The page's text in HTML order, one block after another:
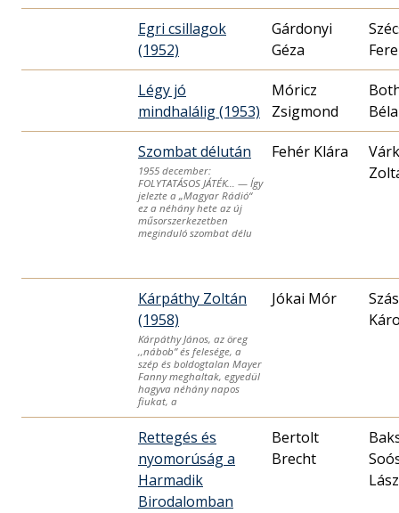
Egri csillagok
(1952)
Gárdonyi
Géza
Légy jó
mindhalálig (1953)
Móricz
Zsigmond
Béla
Szombat délután
1955 december:
FOLYTATÁSOS JÁTÉK… — Így
jelezte a „Magyar Rádió“
ez a néhány hete az új
műsorszerkezetben
meginduló szombat délu
Fehér Klára
Kárpáthy Zoltán
(1958)
Kárpáthy János, az öreg
,,nábob” és felesége, a
szép és boldogtalan Mayer
Fanny meghaltak, egyedül
hagyva néhány napos
fiukat, a
Jókai Mór
Rettegés és
nyomorúság a
Harmadik
Birodalomban
Bertolt
Brecht